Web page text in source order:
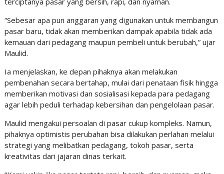
“Sebesar apa pun anggaran yang digunakan untuk membangun
pasar baru, tidak akan memberikan dampak apabila tidak ada
kemauan dari pedagang maupun pembeli untuk berubah,” ujar
Maulid.
Ia menjelaskan, ke depan pihaknya akan melakukan
pembenahan secara bertahap, mulai dari penataan fisik hingga
memberikan motivasi dan sosialisasi kepada para pedagang
agar lebih peduli terhadap kebersihan dan pengelolaan pasar.
Maulid mengakui persoalan di pasar cukup kompleks. Namun,
pihaknya optimistis perubahan bisa dilakukan perlahan melalui
strategi yang melibatkan pedagang, tokoh pasar, serta
kreativitas dari jajaran dinas terkait.